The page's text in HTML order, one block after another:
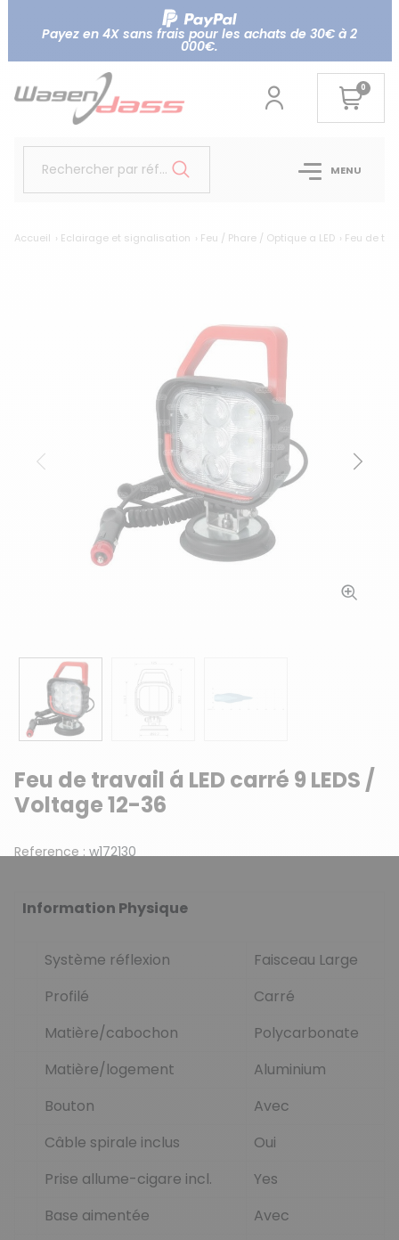
Payez en 4X sans frais pour les achats de 30€ à 2
000€.
0
Rechercher par référence... MENU
Accueil Eclairage et signalisation Feu / Phare / Optique a LED Feu de
Précédent
Feu de travail á LED carré 9 LEDS /
Voltage 12-36
Reference : w172130
Information Physique
Système réflexion
Faisceau Large
Profilé
Carré
Matière/cabochon
Polycarbonate
Matière/logement
Aluminium
Bouton
Avec
Câble spirale inclus
Oui
Prise allume-cigare incl.
Yes
Base aimentée
Avec